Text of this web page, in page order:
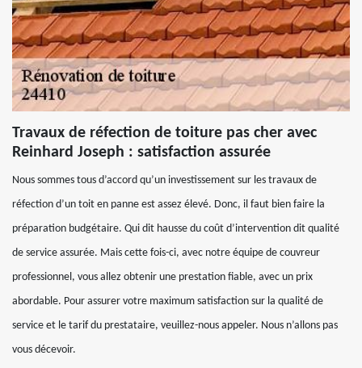
Travaux de réfection de toiture pas cher avec
Reinhard Joseph : satisfaction assurée
Nous sommes tous d’accord qu’un investissement sur les travaux de
réfection d’un toit en panne est assez élevé. Donc, il faut bien faire la
préparation budgétaire. Qui dit hausse du coût d’intervention dit qualité
de service assurée. Mais cette fois-ci, avec notre équipe de couvreur
professionnel, vous allez obtenir une prestation fiable, avec un prix
abordable. Pour assurer votre maximum satisfaction sur la qualité de
service et le tarif du prestataire, veuillez-nous appeler. Nous n’allons pas
vous décevoir.